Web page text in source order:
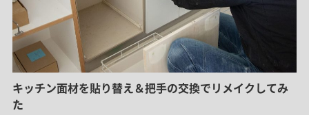
キッチン面材を貼り替え＆把手の交換でリメイクしてみ
た